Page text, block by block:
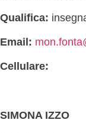
Qualifica:
Email:
Cellulare:
SIMONA IZZO